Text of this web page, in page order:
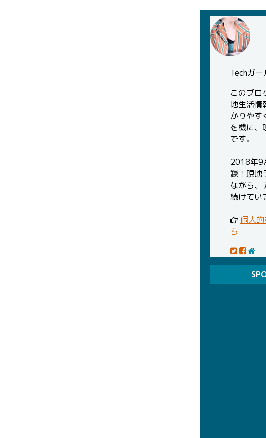
Techガー
このブロ
地生活情
かりやす
を機に、
です。
2018年9
録！現地
ながら、
続けてい
個人
ら